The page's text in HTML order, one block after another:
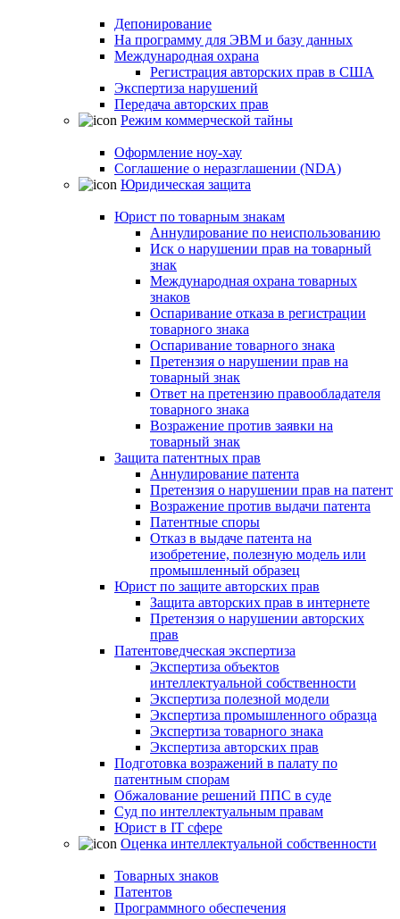
Депонирование
На программу для ЭВМ и базу данных
Международная охрана
Регистрация авторских прав в США
Экспертиза нарушений
Передача авторских прав
Режим коммерческой тайны
Оформление ноу-хау
Соглашение о неразглашении (NDA)
Юридическая защита
Юрист по товарным знакам
Аннулирование по неиспользованию
Иск о нарушении прав на товарный
знак
Международная охрана товарных
знаков
Оспаривание отказа в регистрации
товарного знака
Оспаривание товарного знака
Претензия о нарушении прав на
товарный знак
Ответ на претензию правообладателя
товарного знака
Возражение против заявки на
товарный знак
Защита патентных прав
Аннулирование патента
Претензия о нарушении прав на патент
Возражение против выдачи патента
Патентные споры
Отказ в выдаче патента на
изобретение, полезную модель или
промышленный образец
Юрист по защите авторских прав
Защита авторских прав в интернете
Претензия о нарушении авторских
прав
Патентоведческая экспертиза
Экспертиза объектов
интеллектуальной собственности
Экспертиза полезной модели
Экспертиза промышленного образца
Экспертиза товарного знака
Экспертиза авторских прав
Подготовка возражений в палату по
патентным спорам
Обжалование решений ППС в суде
Суд по интеллектуальным правам
Юрист в IT сфере
Оценка интеллектуальной собственности
Товарных знаков
Патентов
Программного обеспечения